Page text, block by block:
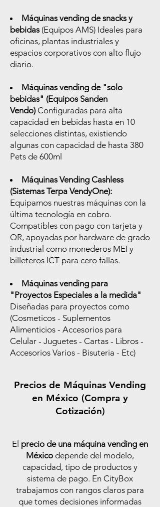
Máquinas vending de snacks y
bebidas(Equipos AMS) Ideales para
oficinas, plantas industriales y
espacios corporativos con alto flujo
diario.
Máquinas vending de "solo
bebidas" (Equipos Sanden
Vendo) Configuradas para alta
capacidad en bebidas hasta en 10
selecciones distintas, existiendo
algunas con capacidad de hasta 380
Pets de 600ml
Máquinas Vending Cashless
(Sistemas Terpa VendyOne):
Equipamos nuestras máquinas con la
última tecnología en cobro.
Compatibles con pago con tarjeta y
QR, apoyadas por hardware de grado
industrial como monederos MEI y
billeteros ICT para cero fallas.
Máquinas vending para
"Proyectos Especiales a la medida"
Diseñadas para proyectos como
(Cosmeticos - Suplementos
Alimenticios - Accesorios para
Celular - Juguetes - Cartas - Libros -
Accesorios Varios - Bisuteria - Etc)
Precios de Máquinas Vending
en México (Compra y
Cotización)
El precio de una máquina vending en
México depende del modelo,
capacidad, tipo de productos y
sistema de pago. En CityBox
trabajamos con rangos claros para
que tomes decisiones informadas